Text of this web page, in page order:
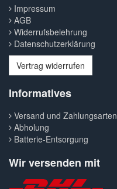
Impressum
AGB
Widerrufsbelehrung
Datenschutzerklärung
Vertrag widerrufen
Informatives
Versand und Zahlungsarten
Abholung
Batterie-Entsorgung
Wir versenden mit